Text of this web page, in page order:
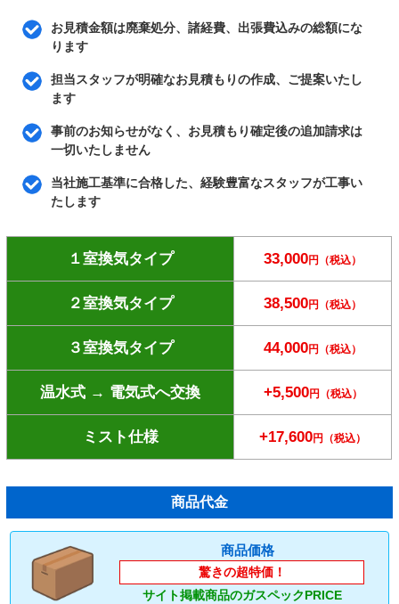
お見積金額は廃棄処分、諸経費、出張費込みの総額にな
ります
担当スタッフが明確なお見積もりの作成、ご提案いたし
ます
事前のお知らせがなく、お見積もり確定後の追加請求は
一切いたしません
当社施工基準に合格した、経験豊富なスタッフが工事い
たします
１室換気タイプ 33,000円（税込）
２室換気タイプ 38,500円（税込）
３室換気タイプ 44,000円（税込）
温水式 → 電気式へ交換 +5,500円（税込）
ミスト仕様 +17,600円（税込）
商品代金
商品価格
驚きの超特価！
サイト掲載商品のガスペックPRICE